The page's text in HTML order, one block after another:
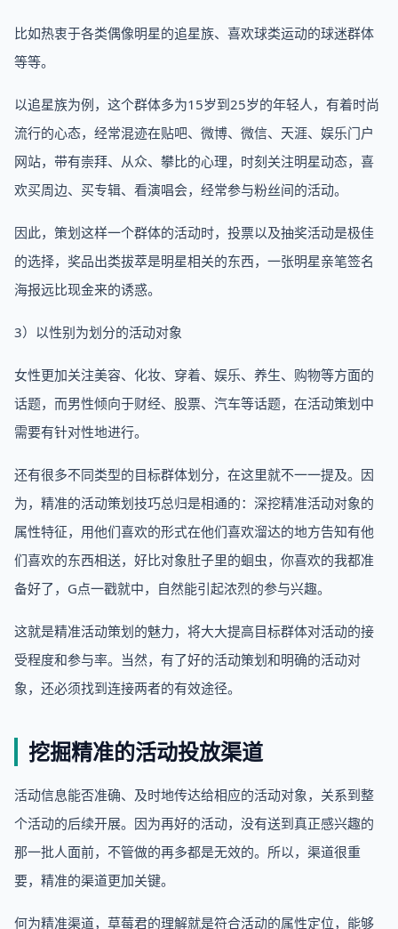
比如热衷于各类偶像明星的追星族、喜欢球类运动的球迷群体
等等。
以追星族为例，这个群体多为15岁到25岁的年轻人，有着时尚
流行的心态，经常混迹在贴吧、微博、微信、天涯、娱乐门户
网站，带有崇拜、从众、攀比的心理，时刻关注明星动态，喜
欢买周边、买专辑、看演唱会，经常参与粉丝间的活动。
因此，策划这样一个群体的活动时，投票以及抽奖活动是极佳
的选择，奖品出类拔萃是明星相关的东西，一张明星亲笔签名
海报远比现金来的诱惑。
3）以性别为划分的活动对象
女性更加关注美容、化妆、穿着、娱乐、养生、购物等方面的
话题，而男性倾向于财经、股票、汽车等话题，在活动策划中
需要有针对性地进行。
还有很多不同类型的目标群体划分，在这里就不一一提及。因
为，精准的活动策划技巧总归是相通的：深挖精准活动对象的
属性特征，用他们喜欢的形式在他们喜欢溜达的地方告知有他
们喜欢的东西相送，好比对象肚子里的蛔虫，你喜欢的我都准
备好了，G点一戳就中，自然能引起浓烈的参与兴趣。
这就是精准活动策划的魅力，将大大提高目标群体对活动的接
受程度和参与率。当然，有了好的活动策划和明确的活动对
象，还必须找到连接两者的有效途径。
挖掘精准的活动投放渠道
活动信息能否准确、及时地传达给相应的活动对象，关系到整
个活动的后续开展。因为再好的活动，没有送到真正感兴趣的
那一批人面前，不管做的再多都是无效的。所以，渠道很重
要，精准的渠道更加关键。
何为精准渠道，草莓君的理解就是符合活动的属性定位，能够